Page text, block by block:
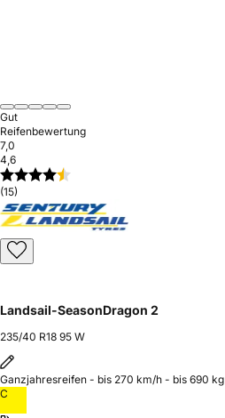
Gut
Reifenbewertung
7,0
4,6
(15)
Landsail-SeasonDragon 2
235/40 R18 95 W
Ganzjahresreifen - bis 270 km/h - bis 690 kg
C